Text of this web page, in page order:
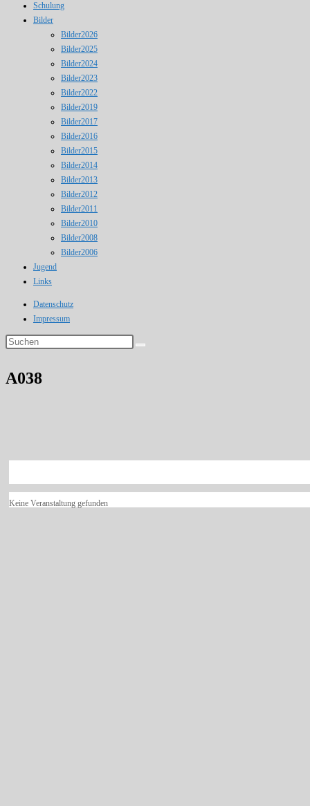
Schulung
Bilder
Bilder2026
Bilder2025
Bilder2024
Bilder2023
Bilder2022
Bilder2019
Bilder2017
Bilder2016
Bilder2015
Bilder2014
Bilder2013
Bilder2012
Bilder2011
Bilder2010
Bilder2008
Bilder2006
Jugend
Links
Datenschutz
Impressum
Diese
Website
A038
Keine Veranstaltung gefunden